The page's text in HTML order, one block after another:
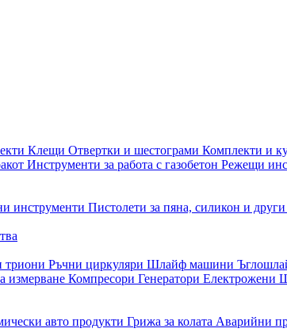
Клещи Отвертки и шестограми Комплекти и
Инструменти за работа с газобетон Режещи
инструменти Пистолети за пяна, силикон и
триони Ръчни циркуляри Шлайф машини
измерване Компресори Генератори Електрожени
авто продукти Грижа за колата Аварийни